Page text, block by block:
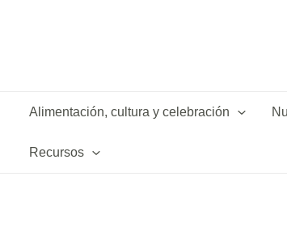
Alimentación, cultura y celebración
Recursos